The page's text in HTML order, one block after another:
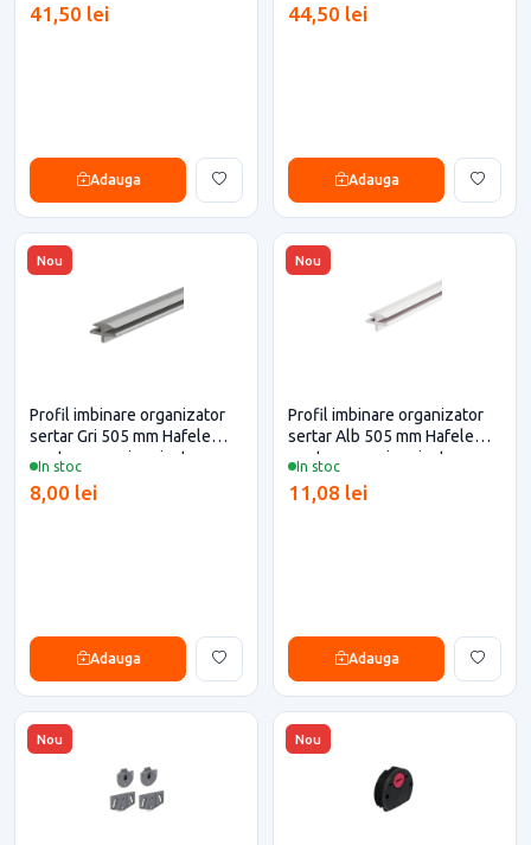
41,50 lei
Adauga
44,50 lei
Adauga
Nou
In stoc
Profil imbinare organizator
sertar Gri 505 mm Hafele
pentru casa si proiecte
8,00 lei
Adauga
Nou
In stoc
Profil imbinare organizator
sertar Alb 505 mm Hafele
pentru casa si proiecte
11,08 lei
Adauga
Nou Nou